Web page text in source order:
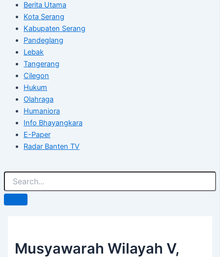
Berita Utama
Kota Serang
Kabupaten Serang
Pandeglang
Lebak
Tangerang
Cilegon
Hukum
Olahraga
Humaniora
Info Bhayangkara
E-Paper
Radar Banten TV
Musyawarah Wilayah V,